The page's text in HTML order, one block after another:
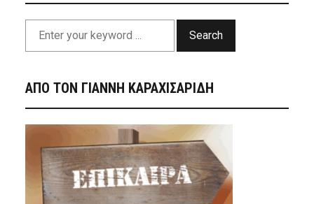
Search
ΑΠΟ ΤΟΝ ΓΙΑΝΝΗ ΚΑΡΑΧΙΣΑΡΙΔΗ